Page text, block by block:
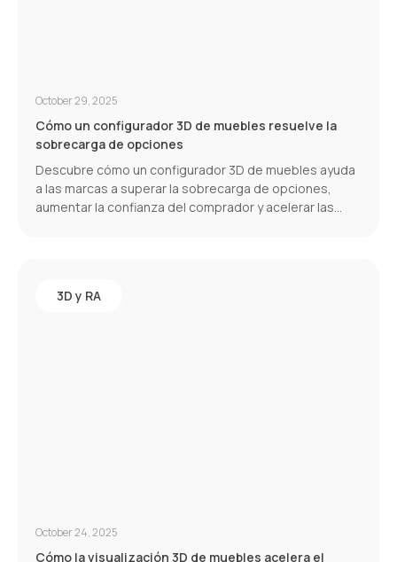
October 29, 2025
Cómo un configurador 3D de muebles resuelve la
sobrecarga de opciones
Descubre cómo un configurador 3D de muebles ayuda
a las marcas a superar la sobrecarga de opciones,
aumentar la confianza del comprador y acelerar las
3D y RA
October 24, 2025
Cómo la visualización 3D de muebles acelera el